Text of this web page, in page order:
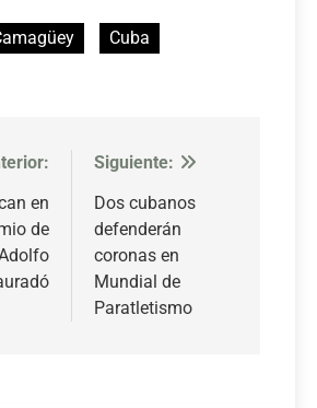
Cuba
en
de
Siguiente:
Dos cubanos
defenderán
coronas en
Mundial de
Paratletismo